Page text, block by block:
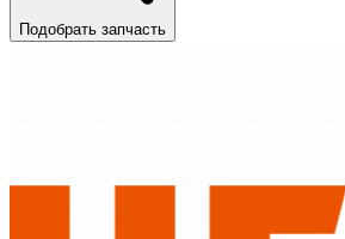
Подобрать запчасть